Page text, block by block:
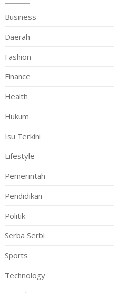
Business
Daerah
Fashion
Finance
Health
Hukum
Isu Terkini
Lifestyle
Pemerintah
Pendidikan
Politik
Serba Serbi
Sports
Technology